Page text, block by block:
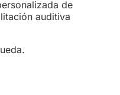
de
auditiva